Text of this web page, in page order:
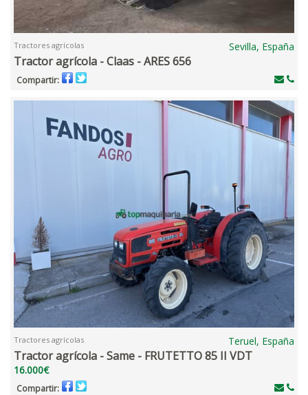
Tractores agrícolas Sevilla, España
Tractor agrícola - Claas - ARES 656
Compartir:
Tractores agrícolas Teruel, España
Tractor agrícola - Same - FRUTETTO 85 II VDT
16.000€
Compartir: